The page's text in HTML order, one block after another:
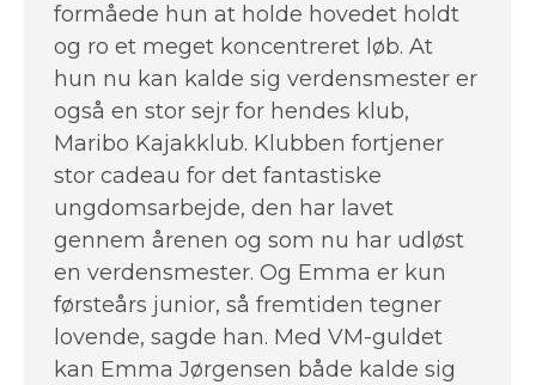
formåede hun at holde hovedet holdt
og ro et meget koncentreret løb. At
hun nu kan kalde sig verdensmester er
også en stor sejr for hendes klub,
Maribo Kajakklub. Klubben fortjener
stor cadeau for det fantastiske
ungdomsarbejde, den har lavet
gennem årenen og som nu har udløst
en verdensmester. Og Emma er kun
førsteårs junior, så fremtiden tegner
lovende, sagde han. Med VM-guldet
kan Emma Jørgensen både kalde sig